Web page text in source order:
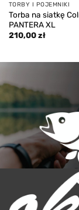
TORBY I POJEMNIKI
Torba na siatkę
PANTERA XL
210,00zł